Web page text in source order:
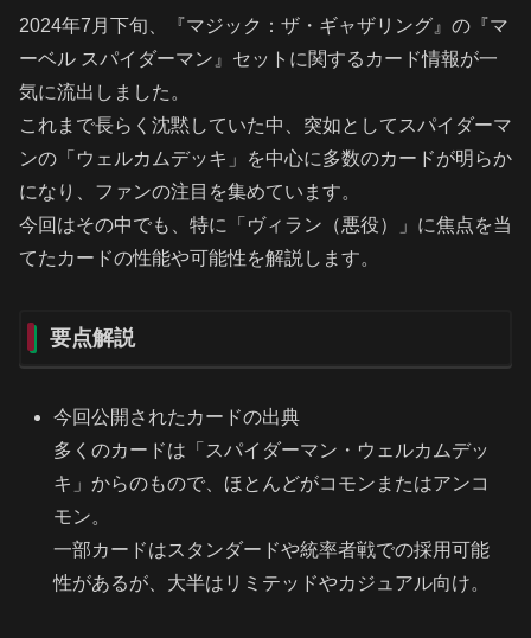
2024年7月下旬、『マジック：ザ・ギャザリング』の『マ
ーベル スパイダーマン』セットに関するカード情報が一
気に流出しました。
これまで長らく沈黙していた中、突如としてスパイダーマ
ンの「ウェルカムデッキ」を中心に多数のカードが明らか
になり、ファンの注目を集めています。
今回はその中でも、特に「ヴィラン（悪役）」に焦点を当
てたカードの性能や可能性を解説します。
要点解説
今回公開されたカードの出典
多くのカードは「スパイダーマン・ウェルカムデッ
キ」からのもので、ほとんどがコモンまたはアンコ
モン。
一部カードはスタンダードや統率者戦での採用可能
性があるが、大半はリミテッドやカジュアル向け。